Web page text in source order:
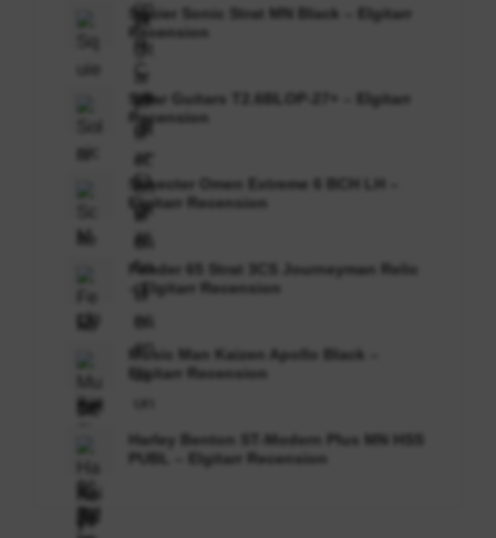
Squier Sonic Strat MN Black – Elgitarr
Recension
Solar Guitars T2.6BLOP-27+ – Elgitarr
Recension
Schecter Omen Extreme 6 BCH LH –
Elgitarr Recension
Fender 65 Strat 3CS Journeyman Relic
– Elgitarr Recension
Music Man Kaizen Apollo Black –
Elgitarr Recension
Harley Benton ST-Modern Plus MN HSS
PUBL – Elgitarr Recension